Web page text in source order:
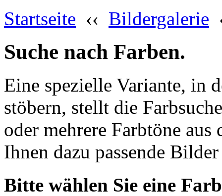
Startseite ‹‹ Bildergalerie
Suche nach Farben.
Eine spezielle Variante, in
stöbern, stellt die
oder mehrere Farbtöne
Ihnen dazu passende
Bitte wählen Sie eine